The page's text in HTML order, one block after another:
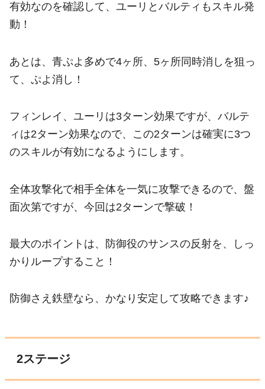
有効なのを確認して、ユーリとバルティもスキル発
動！
あとは、青ぷよ多めで4ヶ所、5ヶ所同時消しを狙っ
て、ぷよ消し！
フィンレイ、ユーリは3ターン効果ですが、バルテ
ィは2ターン効果なので、この2ターンは確実に3つ
のスキルが有効になるようにします。
全体攻撃化で相手全体を一気に攻撃できるので、盤
面次第ですが、今回は2ターンで撃破！
最大のポイントは、防御役のサンスの反射を、しっ
かりループすること！
防御さえ鉄壁なら、かなり安定して攻略できます♪
2ステージ